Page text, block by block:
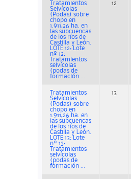
Tratamientos
Selvícolas
(Podas) sobre
chopo en
1.911,26 ha. en
las subcuencas
de los ríos de
Castilla y León.
LOTE 12: Lote
nº 12:
Tratamientos
selvícolas
(podas de
formación ...
12
Tratamientos
Selvícolas
(Podas) sobre
chopo en
1.911,26 ha. en
las subcuencas
de los ríos de
Castilla y León.
LOTE 13: Lote
nº 13:
Tratamientos
selvícolas
(podas de
formación ...
13